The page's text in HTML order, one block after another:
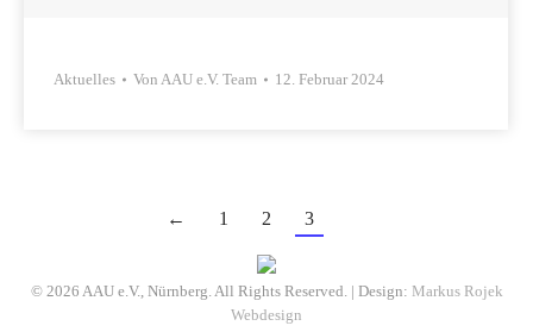
Aktuelles Von AAU e.V. Team 12. Februar 2024
← 1 2 3
© 2026 AAU e.V., Nürnberg. All Rights Reserved. | Design: Markus Rojek
Webdesign